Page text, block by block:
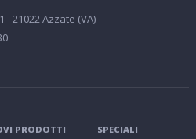
- 21022 Azzate (VA)
PRODOTTI SPECIALI